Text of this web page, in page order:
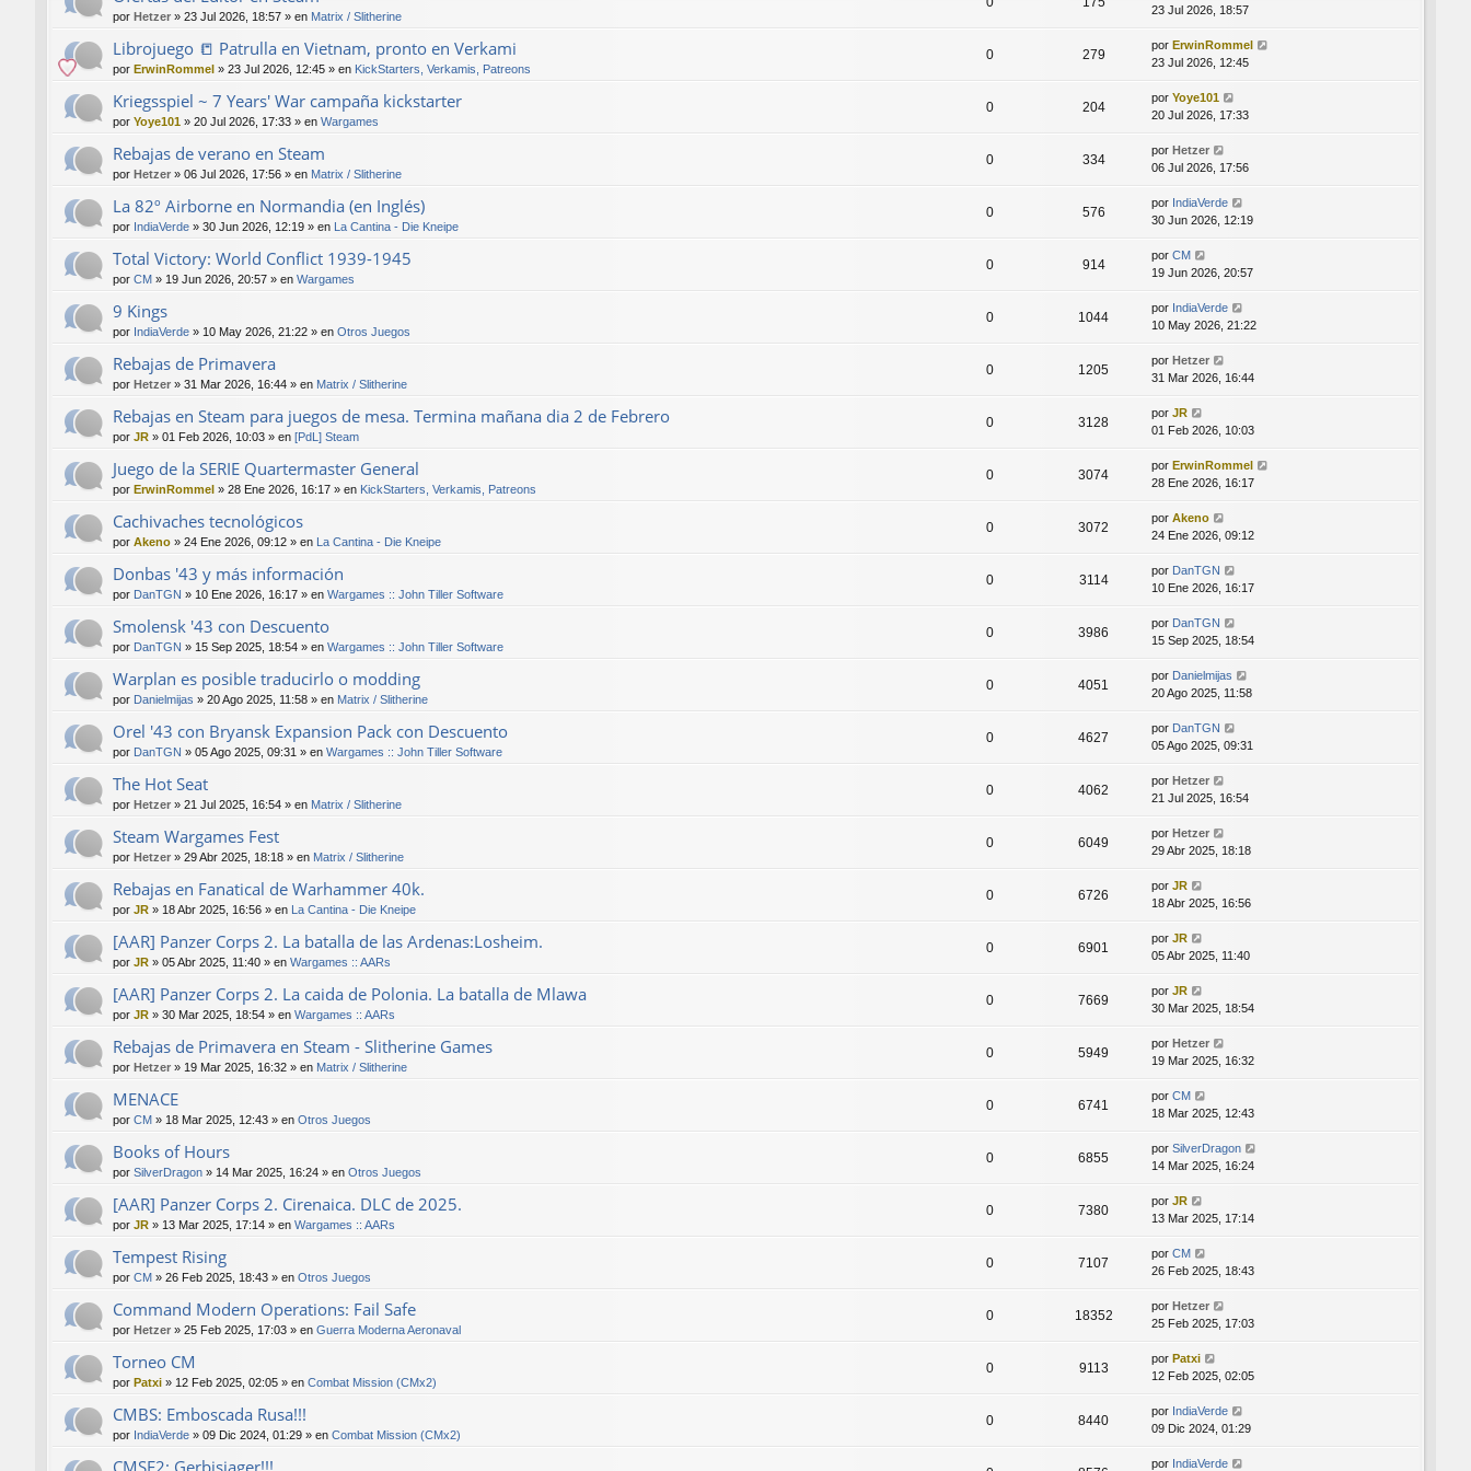
por Hetzer » 23 Jul 2026, 18:57 » en Matrix / Slitherine
23 Jul 2026, 18:57
Librojuego 📒 Patrulla en Vietnam, pronto en Verkami
por ErwinRommel » 23 Jul 2026, 12:45 » en KickStarters, Verkamis, Patreons
0 279
por ErwinRommel
23 Jul 2026, 12:45
Kriegsspiel ~ 7 Years' War campaña kickstarter
por Yoye101 » 20 Jul 2026, 17:33 » en Wargames
0 204
por Yoye101
20 Jul 2026, 17:33
Rebajas de verano en Steam
por Hetzer » 06 Jul 2026, 17:56 » en Matrix / Slitherine
0 334
por Hetzer
06 Jul 2026, 17:56
La 82º Airborne en Normandia (en Inglés)
por IndiaVerde » 30 Jun 2026, 12:19 » en La Cantina - Die Kneipe
0 576
por IndiaVerde
30 Jun 2026, 12:19
Total Victory: World Conflict 1939-1945
por CM » 19 Jun 2026, 20:57 » en Wargames
0 914
por CM
19 Jun 2026, 20:57
9 Kings
por IndiaVerde » 10 May 2026, 21:22 » en Otros Juegos
0 1044
por IndiaVerde
10 May 2026, 21:22
Rebajas de Primavera
por Hetzer » 31 Mar 2026, 16:44 » en Matrix / Slitherine
0 1205
por Hetzer
31 Mar 2026, 16:44
Rebajas en Steam para juegos de mesa. Termina mañana dia 2 de Febrero
por JR » 01 Feb 2026, 10:03 » en [PdL] Steam
0 3128
por JR
01 Feb 2026, 10:03
Juego de la SERIE Quartermaster General
por ErwinRommel » 28 Ene 2026, 16:17 » en KickStarters, Verkamis, Patreons
0 3074
por ErwinRommel
28 Ene 2026, 16:17
Cachivaches tecnológicos
por Akeno » 24 Ene 2026, 09:12 » en La Cantina - Die Kneipe
0 3072
por Akeno
24 Ene 2026, 09:12
Donbas '43 y más información
por DanTGN » 10 Ene 2026, 16:17 » en Wargames :: John Tiller Software
0 3114
por DanTGN
10 Ene 2026, 16:17
Smolensk '43 con Descuento
por DanTGN » 15 Sep 2025, 18:54 » en Wargames :: John Tiller Software
0 3986
por DanTGN
15 Sep 2025, 18:54
Warplan es posible traducirlo o modding
por Danielmijas » 20 Ago 2025, 11:58 » en Matrix / Slitherine
0 4051
por Danielmijas
20 Ago 2025, 11:58
Orel '43 con Bryansk Expansion Pack con Descuento
por DanTGN » 05 Ago 2025, 09:31 » en Wargames :: John Tiller Software
0 4627
por DanTGN
05 Ago 2025, 09:31
The Hot Seat
por Hetzer » 21 Jul 2025, 16:54 » en Matrix / Slitherine
0 4062
por Hetzer
21 Jul 2025, 16:54
Steam Wargames Fest
por Hetzer » 29 Abr 2025, 18:18 » en Matrix / Slitherine
0 6049
por Hetzer
29 Abr 2025, 18:18
Rebajas en Fanatical de Warhammer 40k.
por JR » 18 Abr 2025, 16:56 » en La Cantina - Die Kneipe
0 6726
por JR
18 Abr 2025, 16:56
[AAR] Panzer Corps 2. La batalla de las Ardenas:Losheim.
por JR » 05 Abr 2025, 11:40 » en Wargames :: AARs
0 6901
por JR
05 Abr 2025, 11:40
[AAR] Panzer Corps 2. La caida de Polonia. La batalla de Mlawa
por JR » 30 Mar 2025, 18:54 » en Wargames :: AARs
0 7669
por JR
30 Mar 2025, 18:54
Rebajas de Primavera en Steam - Slitherine Games
por Hetzer » 19 Mar 2025, 16:32 » en Matrix / Slitherine
0 5949
por Hetzer
19 Mar 2025, 16:32
MENACE
por CM » 18 Mar 2025, 12:43 » en Otros Juegos
0 6741
por CM
18 Mar 2025, 12:43
Books of Hours
por SilverDragon » 14 Mar 2025, 16:24 » en Otros Juegos
0 6855
por SilverDragon
14 Mar 2025, 16:24
[AAR] Panzer Corps 2. Cirenaica. DLC de 2025.
por JR » 13 Mar 2025, 17:14 » en Wargames :: AARs
0 7380
por JR
13 Mar 2025, 17:14
Tempest Rising
por CM » 26 Feb 2025, 18:43 » en Otros Juegos
0 7107
por CM
26 Feb 2025, 18:43
Command Modern Operations: Fail Safe
por Hetzer » 25 Feb 2025, 17:03 » en Guerra Moderna Aeronaval
0 18352
por Hetzer
25 Feb 2025, 17:03
Torneo CM
por Patxi » 12 Feb 2025, 02:05 » en Combat Mission (CMx2)
0 9113
por Patxi
12 Feb 2025, 02:05
CMBS: Emboscada Rusa!!!
por IndiaVerde » 09 Dic 2024, 01:29 » en Combat Mission (CMx2)
0 8440
por IndiaVerde
09 Dic 2024, 01:29
por IndiaVerde